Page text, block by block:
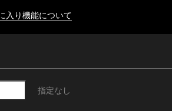
入り機能について
指定なし